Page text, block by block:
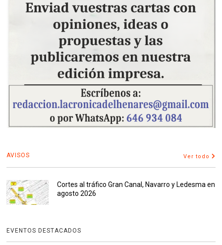
AVISOS Ver todo
Cortes al tráfico Gran Canal, Navarro y Ledesma en
agosto 2026
EVENTOS DESTACADOS